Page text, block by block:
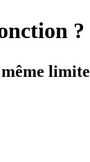
?
limite